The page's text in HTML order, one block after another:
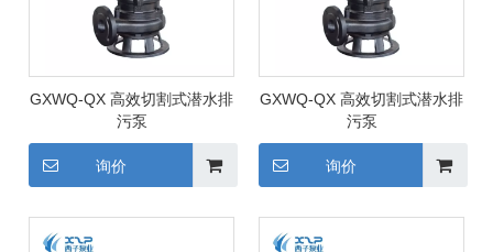
GXWQ-QX 高效切割式潜水排
污泵
询价
GXWQ-QX 高效切割式潜水排
污泵
询价